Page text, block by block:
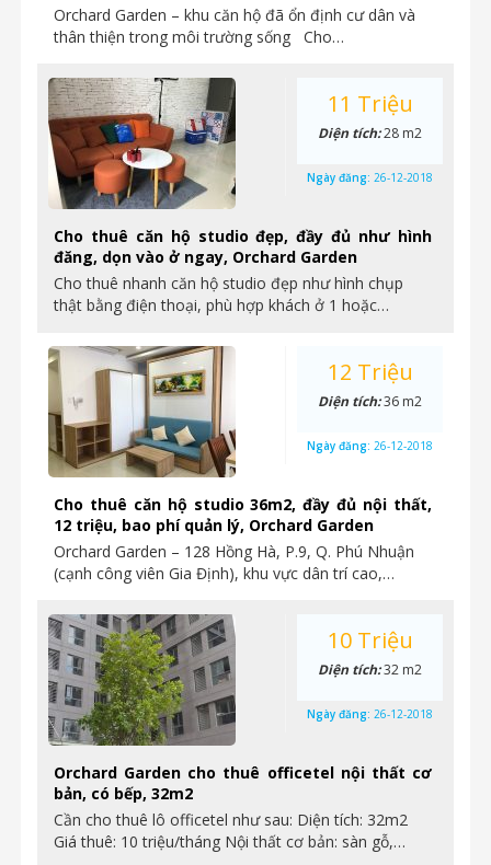
Orchard Garden – khu căn hộ đã ổn định cư dân và
thân thiện trong môi trường sống Cho…
Cho thuê căn hộ studio đẹp, đầy đủ như hình
đăng, dọn vào ở ngay, Orchard Garden
Cho thuê nhanh căn hộ studio đẹp như hình chụp
thật bằng điện thoại, phù hợp khách ở 1 hoặc…
11 Triệu
Diện tích:28 m2
Ngày đăng: 26-12-2018
Cho thuê căn hộ studio 36m2, đầy đủ nội thất,
12 triệu, bao phí quản lý, Orchard Garden
Orchard Garden – 128 Hồng Hà, P.9, Q. Phú Nhuận
(cạnh công viên Gia Định), khu vực dân trí cao,…
12 Triệu
Diện tích:36 m2
Ngày đăng: 26-12-2018
Orchard Garden cho thuê officetel nội thất cơ
bản, có bếp, 32m2
Cần cho thuê lô officetel như sau: Diện tích: 32m2
Giá thuê: 10 triệu/tháng Nội thất cơ bản: sàn gỗ,…
10 Triệu
Diện tích:32 m2
Ngày đăng: 26-12-2018